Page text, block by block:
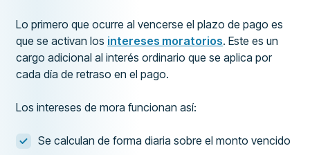
Lo primero que ocurre al vencerse el plazo de pago es
que se activan los intereses moratorios. Este es un
cargo adicional al interés ordinario que se aplica por
cada día de retraso en el pago.
Los intereses de mora funcionan así:
Se calculan de forma diaria sobre el monto vencido